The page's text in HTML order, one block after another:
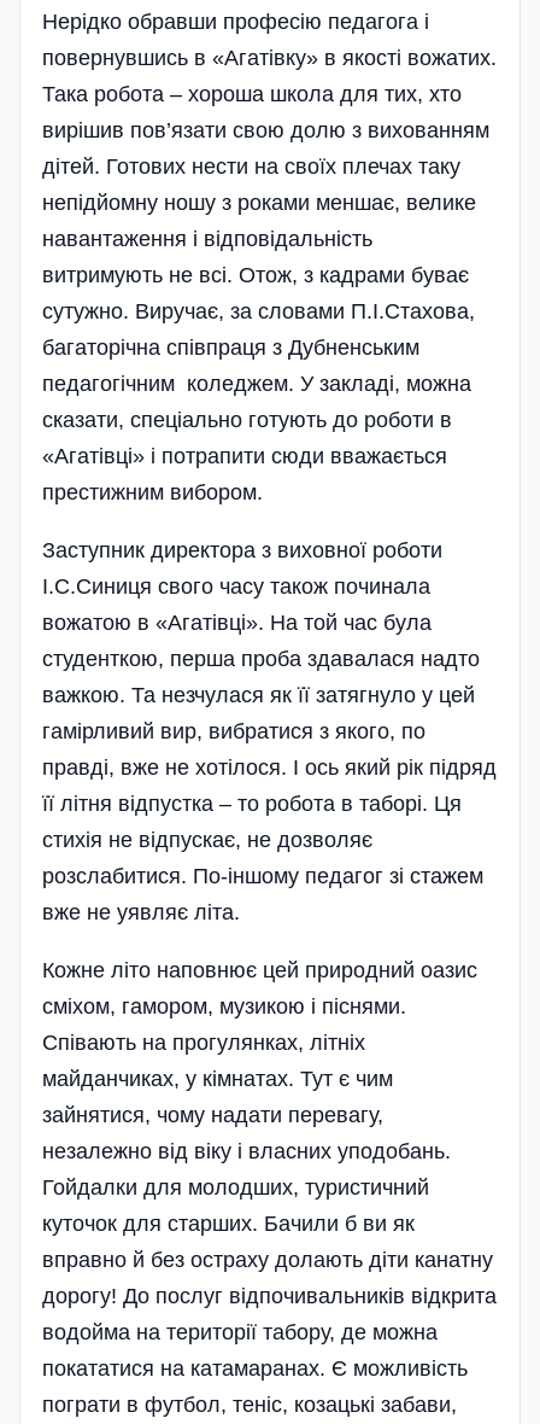
Нерідко обравши професію педагога і
повернувшись в «Агатівку» в якості вожатих.
Така робота – хороша школа для тих, хто
вирішив пов’язати свою долю з вихованням
дітей. Готових нести на своїх плечах таку
непідйомну ношу з роками меншає, велике
навантаження і відповідальність
витримують не всі. Отож, з кадрами буває
сутужно. Виручає, за словами П.І.Стахова,
багаторічна співпраця з Дубненським
педагогічним коледжем. У закладі, можна
сказати, спеціально готують до роботи в
«Агатівці» і потрапити сюди вважається
престижним вибором.
Заступник директора з виховної роботи
І.С.Синиця свого часу також починала
вожатою в «Агатівці». На той час була
студенткою, перша проба здавалася надто
важкою. Та незчулася як її затягнуло у цей
гамірливий вир, вибратися з якого, по
правді, вже не хотілося. І ось який рік підряд
її літня відпустка – то робота в таборі. Ця
стихія не відпускає, не дозволяє
розслабитися. По-іншому педагог зі стажем
вже не уявляє літа.
Кожне літо наповнює цей природний оазис
сміхом, гамором, музикою і піснями.
Співають на прогулянках, літніх
майданчиках, у кімнатах. Тут є чим
зайнятися, чому надати перевагу,
незалежно від віку і власних уподобань.
Гойдалки для молодших, туристичний
куточок для старших. Бачили б ви як
вправно й без остраху долають діти канатну
дорогу! До послуг відпочивальників відкрита
водойма на території табору, де можна
покататися на катамаранах. Є можливість
пограти в футбол, теніс, козацькі забави,